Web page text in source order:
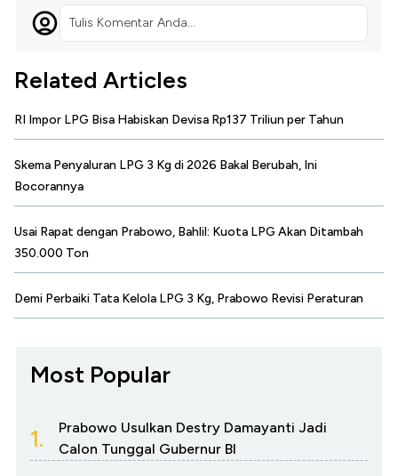
Tulis Komentar Anda...
Related Articles
RI Impor LPG Bisa Habiskan Devisa Rp137 Triliun per Tahun
Skema Penyaluran LPG 3 Kg di 2026 Bakal Berubah, Ini
Bocorannya
Usai Rapat dengan Prabowo, Bahlil: Kuota LPG Akan Ditambah
350.000 Ton
Demi Perbaiki Tata Kelola LPG 3 Kg, Prabowo Revisi Peraturan
Most Popular
1.
Prabowo Usulkan Destry Damayanti Jadi
Calon Tunggal Gubernur BI